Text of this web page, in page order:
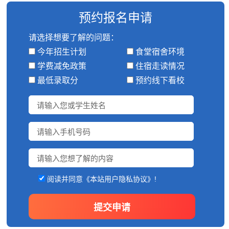
预约报名申请
请选择想要了解的问题：
今年招生计划
食堂宿舍环境
学费减免政策
住宿走读情况
最低录取分
预约线下看校
阅读并同意《本站用户隐私协议》!